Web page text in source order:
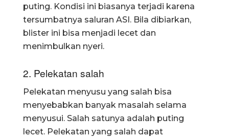
puting. Kondisi ini biasanya terjadi karena
tersumbatnya saluran ASI. Bila dibiarkan,
blister ini bisa menjadi lecet dan
menimbulkan nyeri.
2. Pelekatan salah
Pelekatan menyusu yang salah bisa
menyebabkan banyak masalah selama
menyusui. Salah satunya adalah puting
lecet. Pelekatan yang salah dapat